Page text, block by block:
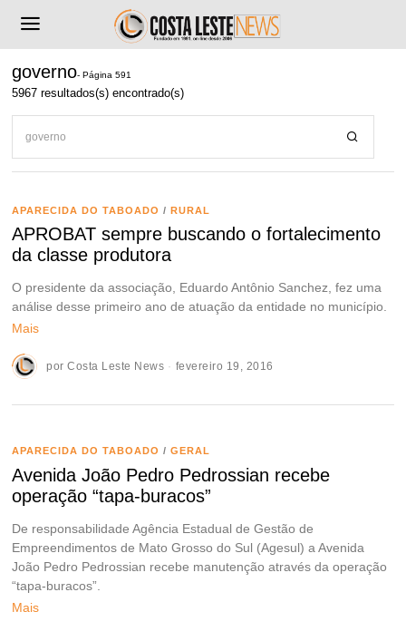
governo- Página 591
5967 resultados(s) encontrado(s)
APARECIDA DO TABOADO / RURAL
APROBAT sempre buscando o fortalecimento
da classe produtora
O presidente da associação, Eduardo Antônio Sanchez, fez uma
análise desse primeiro ano de atuação da entidade no município.
Mais
porCosta Leste News fevereiro 19, 2016
APARECIDA DO TABOADO / GERAL
Avenida João Pedro Pedrossian recebe
operação “tapa-buracos”
De responsabilidade Agência Estadual de Gestão de
Empreendimentos de Mato Grosso do Sul (Agesul) a Avenida
João Pedro Pedrossian recebe manutenção através da operação
“tapa-buracos”.
Mais